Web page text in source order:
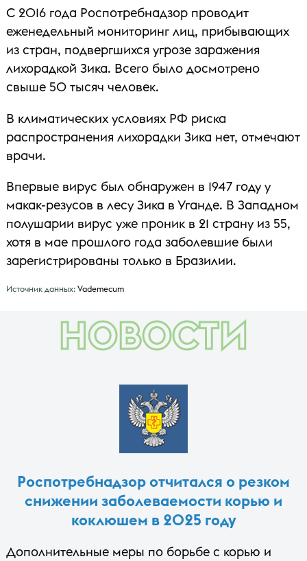
С 2016 года Роспотребнадзор проводит
еженедельный мониторинг лиц, прибывающих
из стран, подвергшихся угрозе заражения
лихорадкой Зика. Всего было досмотрено
свыше 50 тысяч человек.
В климатических условиях РФ риска
распространения лихорадки Зика нет, отмечают
врачи.
Впервые вирус был обнаружен в 1947 году у
макак-резусов в лесу Зика в Уганде. В Западном
полушарии вирус уже проник в 21 страну из 55,
хотя в мае прошлого года заболевшие были
зарегистрированы только в Бразилии.
Источник данных: Vademecum
НОВОСТИ
Роспотребнадзор отчитался о резком
снижении заболеваемости корью и
коклюшем в 2025 году
Дополнительные меры по борьбе с корью и